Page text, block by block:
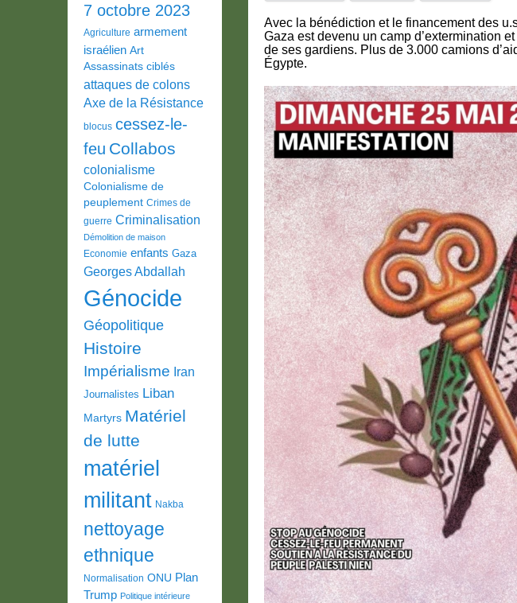
Avec la bénédiction et le financement des
Gaza est devenu un camp d’extermination
de ses gardiens. Plus de 3.000 camions
Égypte.
7 octobre 2023
Agriculture armement
israélien Art
Assassinats ciblés
attaques de colons
Axe de la Résistance
blocus cessez-le-
feu Collabos
colonialisme
Colonialisme de
peuplement Crimes de
guerre Criminalisation
Démolition de maison
Economie enfants Gaza
Georges Abdallah
Génocide
Géopolitique
Histoire
Impérialisme Iran
Journalistes Liban
Martyrs Matériel
de lutte
matériel
militant Nakba
nettoyage
ethnique
Normalisation ONU Plan
Trump Politique intérieure